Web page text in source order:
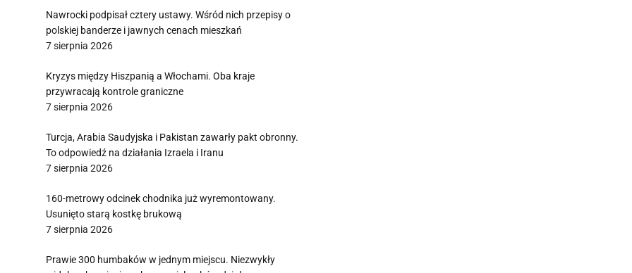
Nawrocki podpisał cztery ustawy. Wśród nich przepisy o
polskiej banderze i jawnych cenach mieszkań
7 sierpnia 2026
Kryzys między Hiszpanią a Włochami. Oba kraje
przywracają kontrole graniczne
7 sierpnia 2026
Turcja, Arabia Saudyjska i Pakistan zawarły pakt obronny.
To odpowiedź na działania Izraela i Iranu
7 sierpnia 2026
160-metrowy odcinek chodnika już wyremontowany.
Usunięto starą kostkę brukową
7 sierpnia 2026
Prawie 300 humbaków w jednym miejscu. Niezwykły